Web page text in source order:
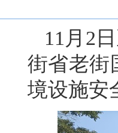
11月2
街省老街
境设施安